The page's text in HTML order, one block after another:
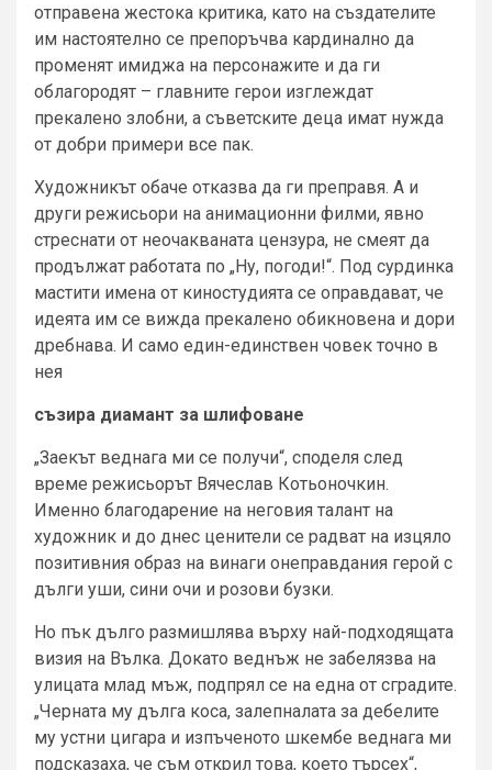
отправена жестока критика, като на създателите
им настоятелно се препоръчва кардинално да
променят имиджа на персонажите и да ги
облагородят – главните герои изглеждат
прекалено злобни, а съветските деца имат нужда
от добри примери все пак.
Художникът обаче отказва да ги преправя. А и
други режисьори на анимационни филми, явно
стреснати от неочакваната цензура, не смеят да
продължат работата по „Ну, погоди!“. Под сурдинка
мастити имена от киностудията се оправдават, че
идеята им се вижда прекалено обикновена и дори
дребнава. И само един-единствен човек точно в
нея
съзира диамант за шлифоване
„Заекът веднага ми се получи“, споделя след
време режисьорът Вячеслав Котьоночкин.
Именно благодарение на неговия талант на
художник и до днес ценители се радват на изцяло
позитивния образ на винаги онеправдания герой с
дълги уши, сини очи и розови бузки.
Но пък дълго размишлява върху най-подходящата
визия на Вълка. Докато веднъж не забелязва на
улицата млад мъж, подпрял се на една от сградите.
„Черната му дълга коса, залепналата за дебелите
му устни цигара и изпъченото шкембе веднага ми
подсказаха, че съм открил това, което търсех“,